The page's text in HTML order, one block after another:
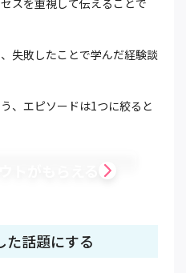
失敗したことで学んだ経験談
、エピソードは1つに絞ると
た話題にする